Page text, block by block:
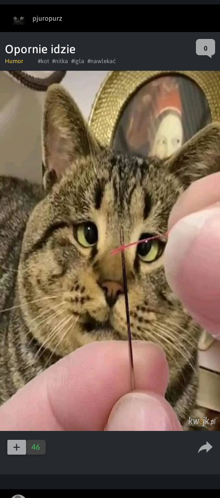
pjuropurz
Opornie idzie 0
Humor #kot #nitka #igla #nawlekać
46